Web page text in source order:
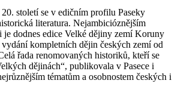
století se v edičním profilu Paseky
literatura. Nejambicióznějším
je dodnes edice Velké dějiny zemí Koruny
kompletních dějin českých zemí od
řada renomovaných historiků, kteří se
dějinách“, publikovala v Pasece i
tématům a osobnostem českých i